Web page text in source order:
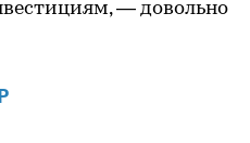
— довольно